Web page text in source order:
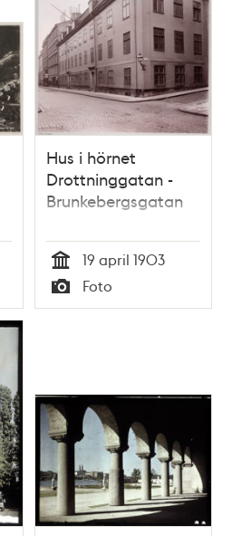
Hus i hörnet
Drottninggatan -
Brunkebergsgatan
Tid
19 april 1903
Typ
Foto